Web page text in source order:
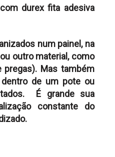
durex fita adesiva
num painel, na
outro material, como
pregas). Mas também
de um pote ou
É grande sua
constante do